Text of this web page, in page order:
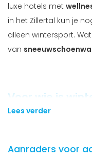
luxe hotels met
in het Zillertal kun je
alleen wintersport.
van
Voor wie is
geschikt?
de diverse
Lees verder
Aanraders voor